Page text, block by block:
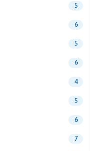
5
6
5
6
4
5
6
7